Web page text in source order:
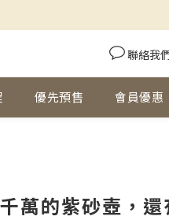
聯絡我
優先預售 會員優惠
萬的紫砂壺，還